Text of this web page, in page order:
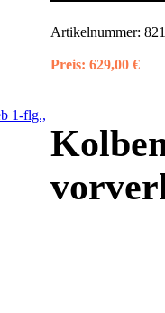
Artikelnummer:
Preis: 629,00 €